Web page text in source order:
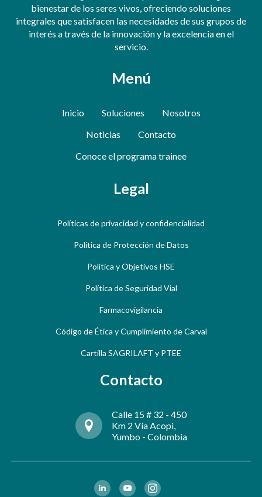
bienestar de los seres vivos, ofreciendo soluciones
integrales que satisfacen las necesidades de sus grupos de
interés a través de la innovación y la excelencia en el
servicio.
Menú
Inicio Soluciones
Nosotros
Noticias
Contacto
Conoce el programa trainee
Legal
Políticas de privacidad y confidencialidad
Política de Protección de Datos
Política y Objetivos HSE
Política de Seguridad Vial
Farmacovigilancia
Código de Ética y Cumplimiento de Carval
Cartilla SAGRILAFT y PTEE
Contacto
Calle 15 # 32 - 450
Km 2 Vía Acopi,
Yumbo - Colombia